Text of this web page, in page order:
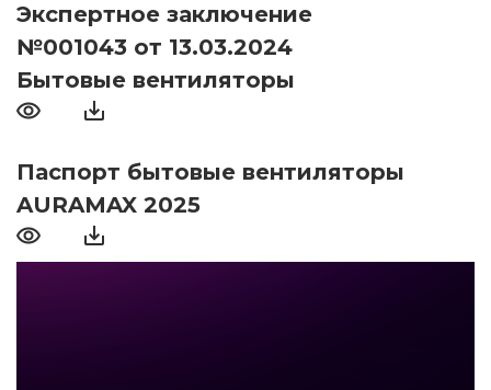
Экспертное заключение
№001043 от 13.03.2024
Бытовые вентиляторы
Паспорт бытовые вентиляторы
AURAMAX 2025